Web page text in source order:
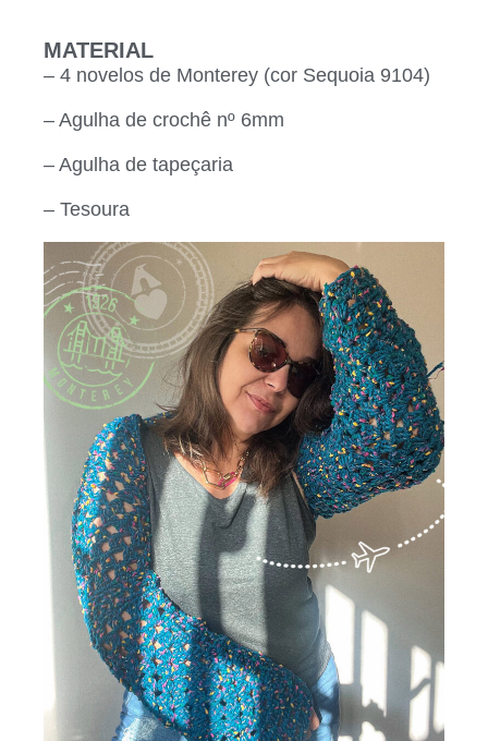
MATERIAL
– 4 novelos de Monterey (cor Sequoia 9104)
– Agulha de crochê nº 6mm
– Agulha de tapeçaria
– Tesoura